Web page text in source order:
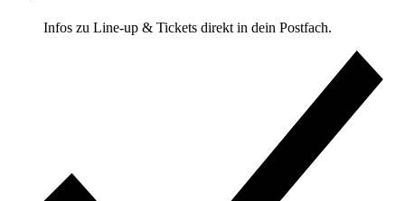
Infos zu Line-up & Tickets direkt in dein Postfach.